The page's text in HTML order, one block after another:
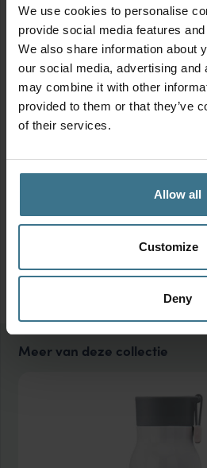
We use cookies to personalise
provide social media features
We also share information about
our social media, advertising and
may combine it with other
provided to them or that they’ve
of their services.
Allow all
Customize
Deny
Meer over de HOT&COOL
Ideaal voor onderweg, tijdens
vakanties op school of kantoor:
thermosfles. De drinkflessen zijn
je drankje minstens 6 tot 10 uur
Cadeau-tip: geef een persoonlijk
Meer van deze collectie